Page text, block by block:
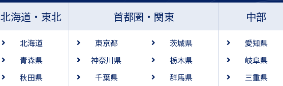
北海道・東北
北海道
青森県
秋田県
首都圏・関東
東京都
神奈川県
千葉県
茨城県
栃木県
群馬県
中部
愛知県
岐阜県
三重県